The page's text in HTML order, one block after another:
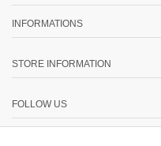
INFORMATIONS
STORE INFORMATION
FOLLOW US